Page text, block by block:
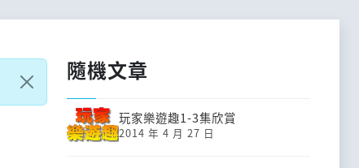
隨機文章
玩家樂遊趣1-3集欣賞
2014 年 4 月 27 日